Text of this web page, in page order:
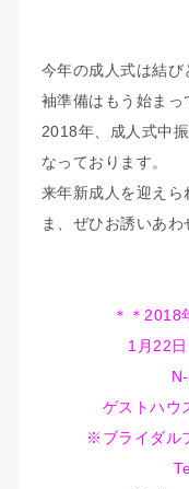
今年の成人式は結
袖準備はもう始まっ
2018年、成人式中
なっております。
来年新成人を迎えら
ま、ぜひお誘いあわ
＊＊2018
1月22
ゲストハ
※ブライダル